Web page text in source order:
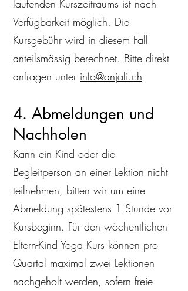
laufenden Kurszeitraums ist nach
Verfügbarkeit möglich. Die
Kursgebühr wird in diesem Fall
anteilsmässig berechnet. Bitte direkt
anfragen unter info@anjali.ch
4. Abmeldungen und
Nachholen
Kann ein Kind oder die
Begleitperson an einer Lektion nicht
teilnehmen, bitten wir um eine
Abmeldung spätestens 1 Stunde vor
Kursbeginn. Für den wöchentlichen
Eltern-Kind Yoga Kurs können pro
Quartal maximal zwei Lektionen
nachgeholt werden, sofern freie